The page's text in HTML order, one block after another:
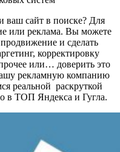
ваш сайт в поиске? Для
или реклама. Вы можете
и сделать
корректировку
или… доверить это
рекламную компанию
реальной раскруткой
в ТОП Яндекса и Гугла.